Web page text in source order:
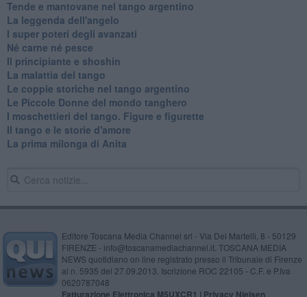
Tende e mantovane nel tango argentino
La leggenda dell'angelo
I super poteri degli avanzati
​Né carne né pesce
Il principiante e shoshin
La malattia del tango
Le coppie storiche nel tango argentino
​Le Piccole Donne del mondo tanghero
I moschettieri del tango. Figure e figurette
Il tango e le storie d'amore
​La prima milonga di Anita
Editore Toscana Media Channel srl - Via Dei Martelli, 8 - 50129
FIRENZE - info@toscanamediachannel.it. TOSCANA MEDIA
NEWS quotidiano on line registrato presso il Tribunale di Firenze
al n. 5935 del 27.09.2013. Iscrizione ROC 22105 - C.F. e P.Iva
0620787048
Fatturazione Elettronica M5UXCR1 | Privacy Nielsen